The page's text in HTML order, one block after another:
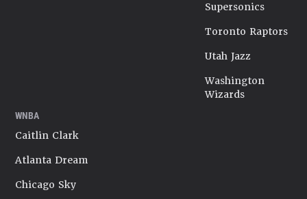
Supersonics
Toronto Raptors
Utah Jazz
Washington
Wizards
WNBA
Caitlin Clark
Atlanta Dream
Chicago Sky